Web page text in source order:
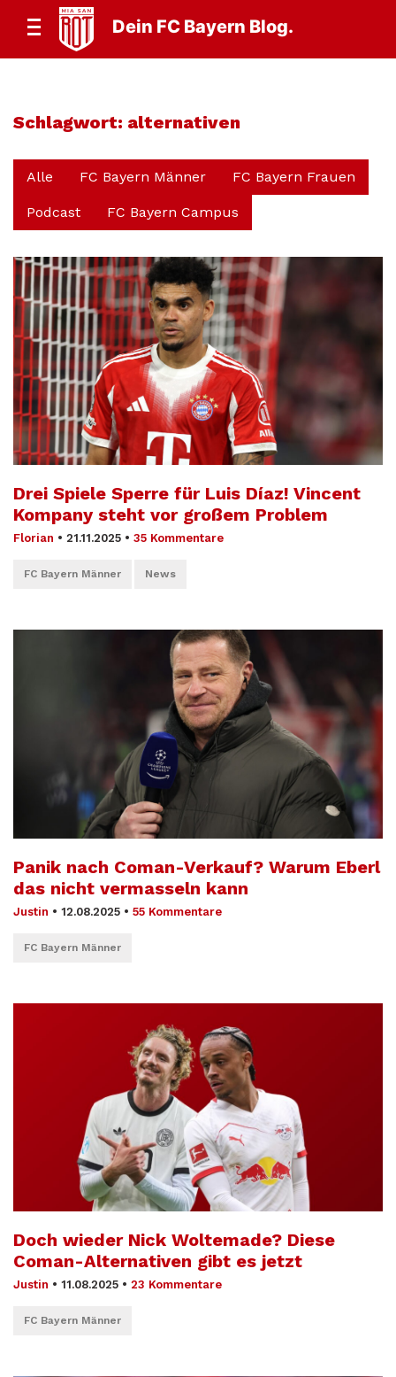
Dein FC Bayern Blog.
Schlagwort: alternativen
Alle FC Bayern Männer FC Bayern Frauen
Podcast FC Bayern Campus
Drei Spiele Sperre für Luis Díaz! Vincent
Kompany steht vor großem Problem
Florian • 21.11.2025 • 35 Kommentare
FC Bayern Männer News
Panik nach Coman-Verkauf? Warum Eberl
das nicht vermasseln kann
Justin • 12.08.2025 • 55 Kommentare
FC Bayern Männer
Doch wieder Nick Woltemade? Diese
Coman-Alternativen gibt es jetzt
Justin • 11.08.2025 • 23 Kommentare
FC Bayern Männer